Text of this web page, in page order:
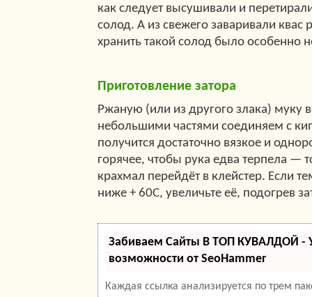
как следует высушивали и
солод. А из свежего заваривали квас
хранить такой солод было особенно
Приготовление затора
Ржаную (или из другого злака) муку
небольшими частями соединяем с
получится достаточно вязкое и
горячее, чтобы рука едва терпела —
крахмал перейдёт в клейстер. Если
ниже + 60С, увеличьте её, подогрев
Забиваем Сайты В ТОП КУВАЛДОЙ -
возможности от SeoHammer
Каждая ссылка анализируется по трем